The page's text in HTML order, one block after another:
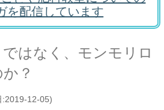
を配信しています
はなく、モンモリロ
？
:2019-12-05)